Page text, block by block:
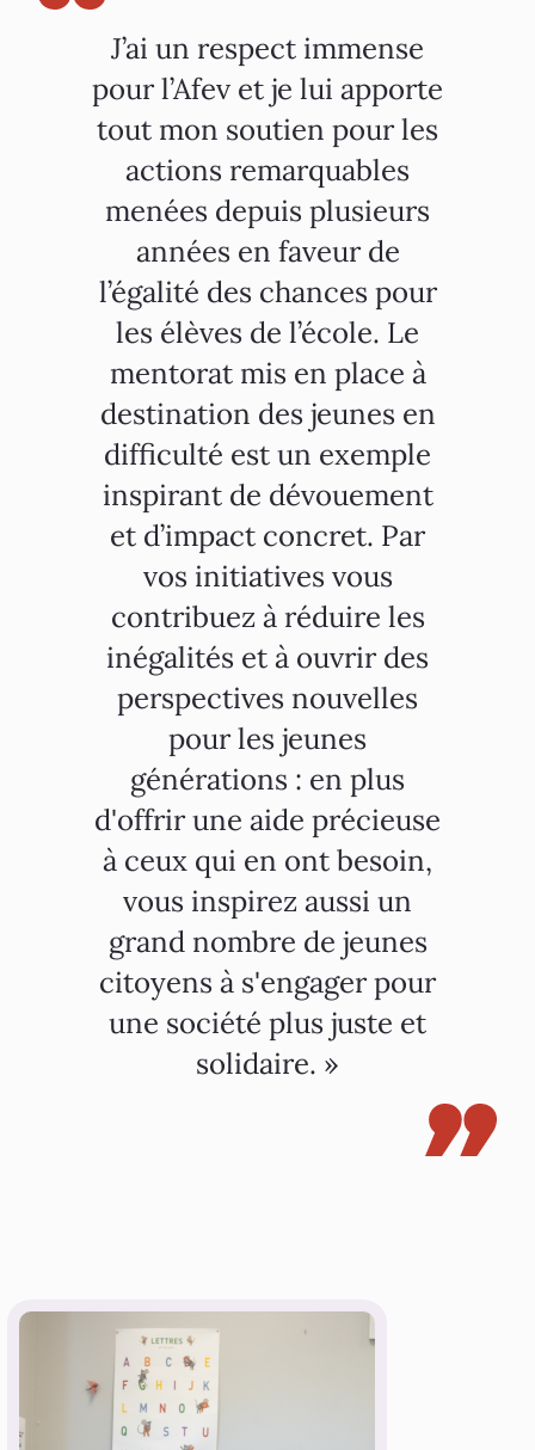
J’ai un respect immense
pour l’Afev et je lui apporte
tout mon soutien pour les
actions remarquables
menées depuis plusieurs
années en faveur de
l’égalité des chances pour
les élèves de l’école. Le
mentorat mis en place à
destination des jeunes en
difficulté est un exemple
inspirant de dévouement
et d’impact concret. Par
vos initiatives vous
contribuez à réduire les
inégalités et à ouvrir des
perspectives nouvelles
pour les jeunes
générations : en plus
d'offrir une aide précieuse
à ceux qui en ont besoin,
vous inspirez aussi un
grand nombre de jeunes
citoyens à s'engager pour
une société plus juste et
solidaire. »